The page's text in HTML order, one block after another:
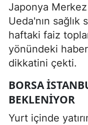
Japonya Merkez
Ueda'nın sağlık
haftaki faiz
yönündeki
dikkatini çekti.
BORSA
BEKLENIYOR
Yurt içinde